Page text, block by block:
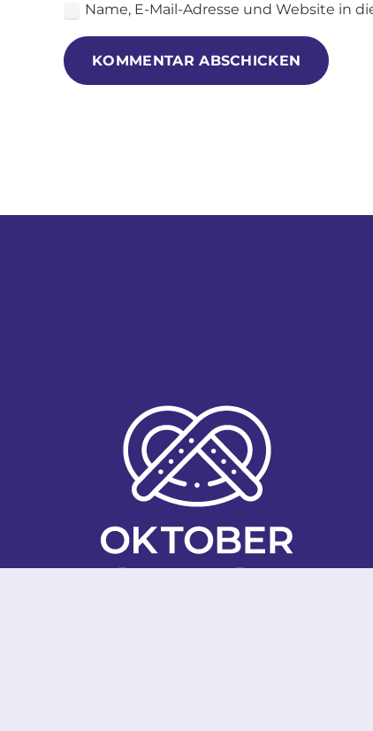
Name, E-Mail-Adresse und Website in
KOMMENTAR ABSCHICKEN